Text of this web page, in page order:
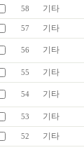
58 기타
57 기타
56 기타
55 기타
54 기타
53 기타
52 기타